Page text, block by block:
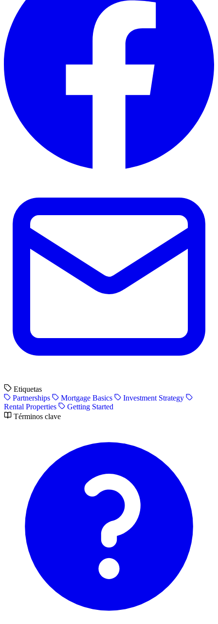
Etiquetas
Partnerships
Mortgage Basics
Investment Strategy
Rental Properties
Getting Started
Términos clave